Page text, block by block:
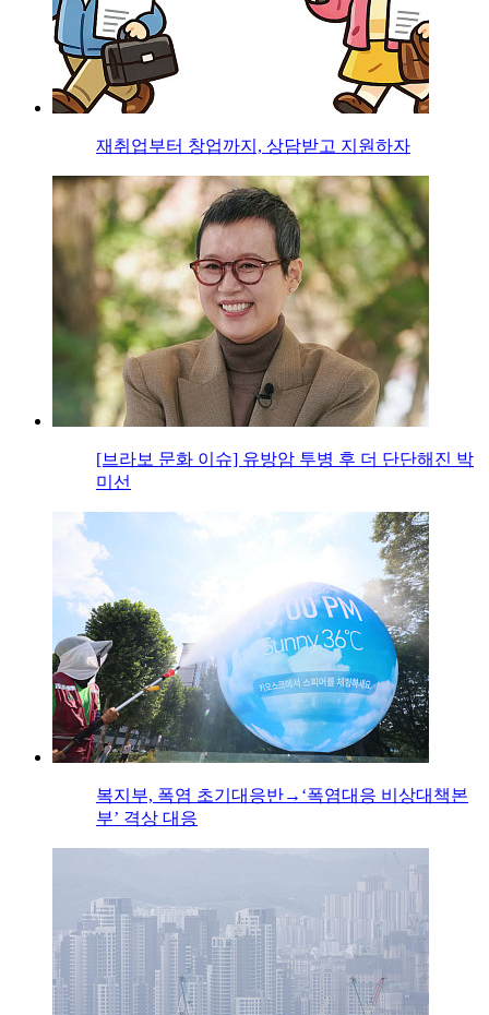
재취업부터 창업까지, 상담받고 지원하자
[브라보 문화 이슈] 유방암 투병 후 더 단단해진 박
미선
복지부, 폭염 초기대응반→‘폭염대응 비상대책본
부’ 격상 대응